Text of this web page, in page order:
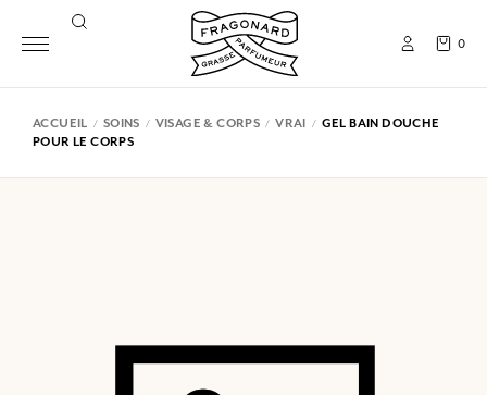
0
ACCUEIL SOINS VISAGE & CORPS VRAI
GEL BAIN DOUCHE
POUR LE CORPS